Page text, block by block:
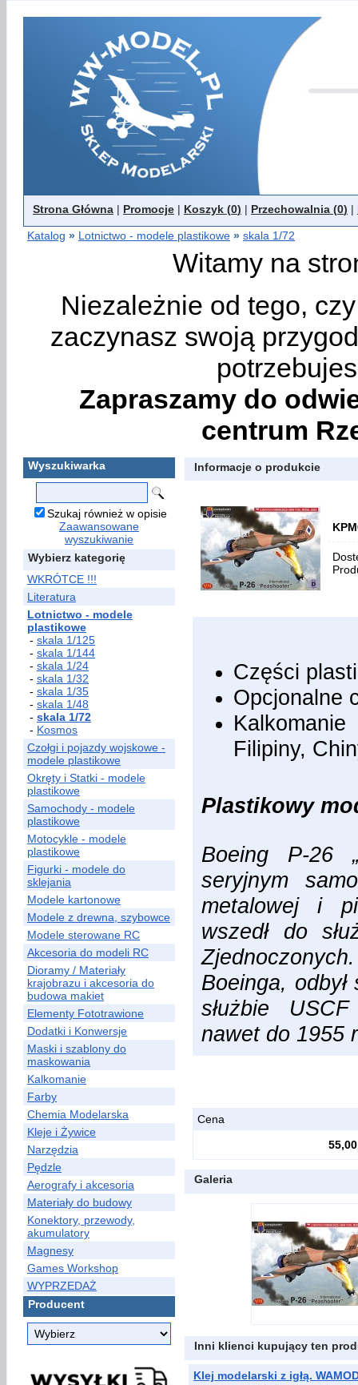
Strona Główna | Promocje | Koszyk (0) | Przechowalnia (0) |
Katalog » Lotnictwo - modele plastikowe » skala 1/72
Witamy na
Niezależnie od tego,
zaczynasz swoją
Zapraszamy do
centrum
Wyszukiwarka
Szukaj również w opisie
Zaawansowane
wyszukiwanie
Wybierz kategorię
WKRÓTCE !!!
Literatura
Lotnictwo - modele
plastikowe
- skala 1/125
- skala 1/144
- skala 1/24
- skala 1/32
- skala 1/35
- skala 1/48
- skala 1/72
- Kosmos
Czołgi i pojazdy wojskowe -
modele plastikowe
Okręty i Statki - modele
plastikowe
Samochody - modele
plastikowe
Motocykle - modele
plastikowe
Figurki - modele do
sklejania
Modele kartonowe
Modele z drewna, szybowce
Modele sterowane RC
Akcesoria do modeli RC
Dioramy / Materiały
krajobrazu i akcesoria do
budowa makiet
Elementy Fototrawione
Dodatki i Konwersje
Maski i szablony do
maskowania
Kalkomanie
Farby
Chemia Modelarska
Kleje i Żywice
Narzędzia
Pędzle
Aerografy i akcesoria
Materiały do budowy
Konektory, przewody,
akumulatory
Magnesy
Games Workshop
WYPRZEDAŻ
Producent
Informacje o produkcie
Części
Opcjonalne
Filipiny,
Plastikowy
Boeing P-26
seryjnym
metalowej i
wszedł do
Zjednoczonych.
Boeinga,
służbie
nawet do 1955
Cena
55,00
Galeria
Inni klienci kupujący ten
Klej modelarski z igłą.